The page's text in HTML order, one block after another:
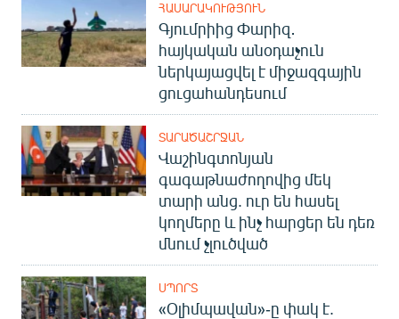
«Ազատության» բոլոր կայքերը
ՀԱՍԱՐԱԿՈՒԹՅՈՒՆ
Գյումրիից Փարիզ․
հայկական անօդաչուն
ներկայացվել է միջազգային
ցուցահանդեսում
ՏԱՐԱԾԱՇՐՋԱՆ
Վաշինգտոնյան
գագաթնաժողովից մեկ
տարի անց. ուր են հասել
կողմերը և ինչ հարցեր են դեռ
մնում չլուծված
ՍՊՈՐՏ
«Օլիմպավան»-ը փակ է.